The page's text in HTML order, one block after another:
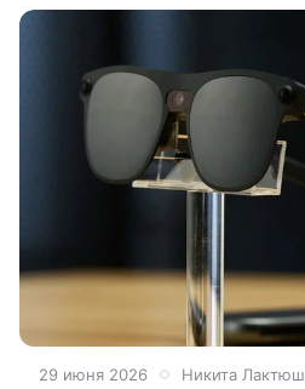
29 июня 2026 Никита